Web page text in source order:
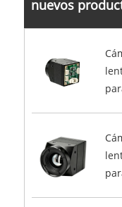
nuevos